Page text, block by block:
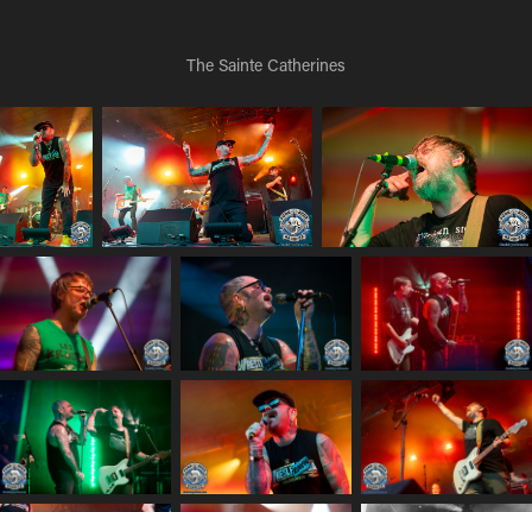
The Sainte Catherines